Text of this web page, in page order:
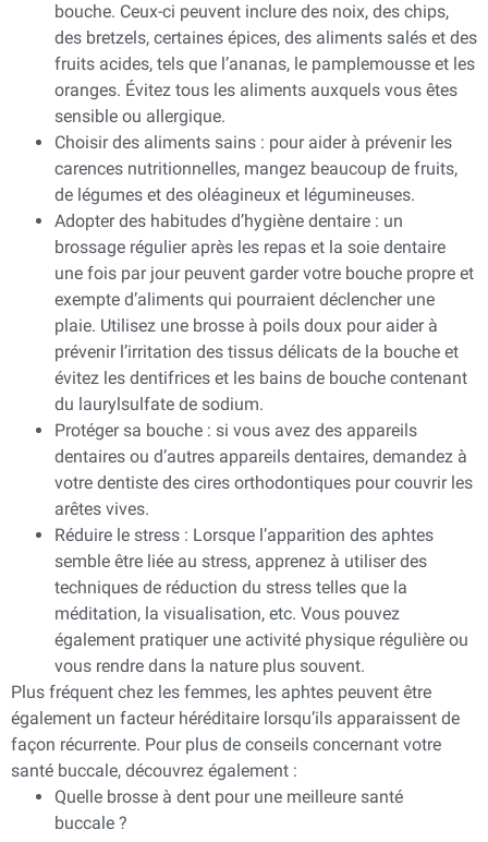
bouche. Ceux-ci peuvent inclure des noix, des chips,
des bretzels, certaines épices, des aliments salés et des
fruits acides, tels que l’ananas, le pamplemousse et les
oranges. Évitez tous les aliments auxquels vous êtes
sensible ou allergique.
Choisir des aliments sains : pour aider à prévenir les
carences nutritionnelles, mangez beaucoup de fruits,
de légumes et des oléagineux et légumineuses.
Adopter des habitudes d’hygiène dentaire : un
brossage régulier après les repas et la soie dentaire
une fois par jour peuvent garder votre bouche propre et
exempte d’aliments qui pourraient déclencher une
plaie. Utilisez une brosse à poils doux pour aider à
prévenir l’irritation des tissus délicats de la bouche et
évitez les dentifrices et les bains de bouche contenant
du laurylsulfate de sodium.
Protéger sa bouche : si vous avez des appareils
dentaires ou d’autres appareils dentaires, demandez à
votre dentiste des cires orthodontiques pour couvrir les
arêtes vives.
Réduire le stress : Lorsque l’apparition des aphtes
semble être liée au stress, apprenez à utiliser des
techniques de réduction du stress telles que la
méditation, la visualisation, etc. Vous pouvez
également pratiquer une activité physique régulière ou
vous rendre dans la nature plus souvent.
Plus fréquent chez les femmes, les aphtes peuvent être
également un facteur héréditaire lorsqu’ils apparaissent de
façon récurrente. Pour plus de conseils concernant votre
santé buccale, découvrez également :
Quelle brosse à dent pour une meilleure santé
buccale ?